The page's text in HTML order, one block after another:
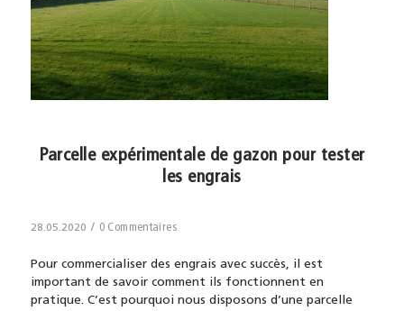
Parcelle expérimentale de gazon pour tester
les engrais
28.05.2020 / 0 Commentaires
Pour commercialiser des engrais avec succès, il est
important de savoir comment ils fonctionnent en
pratique. C’est pourquoi nous disposons d’une parcelle